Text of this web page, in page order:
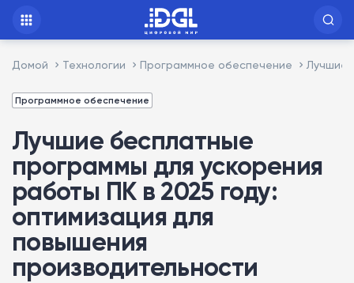
Домой Технологии Программное обеспечение Лучшие
Программное обеспечение
Лучшие бесплатные
программы для ускорения
работы ПК в 2025 году:
оптимизация для
повышения
производительности